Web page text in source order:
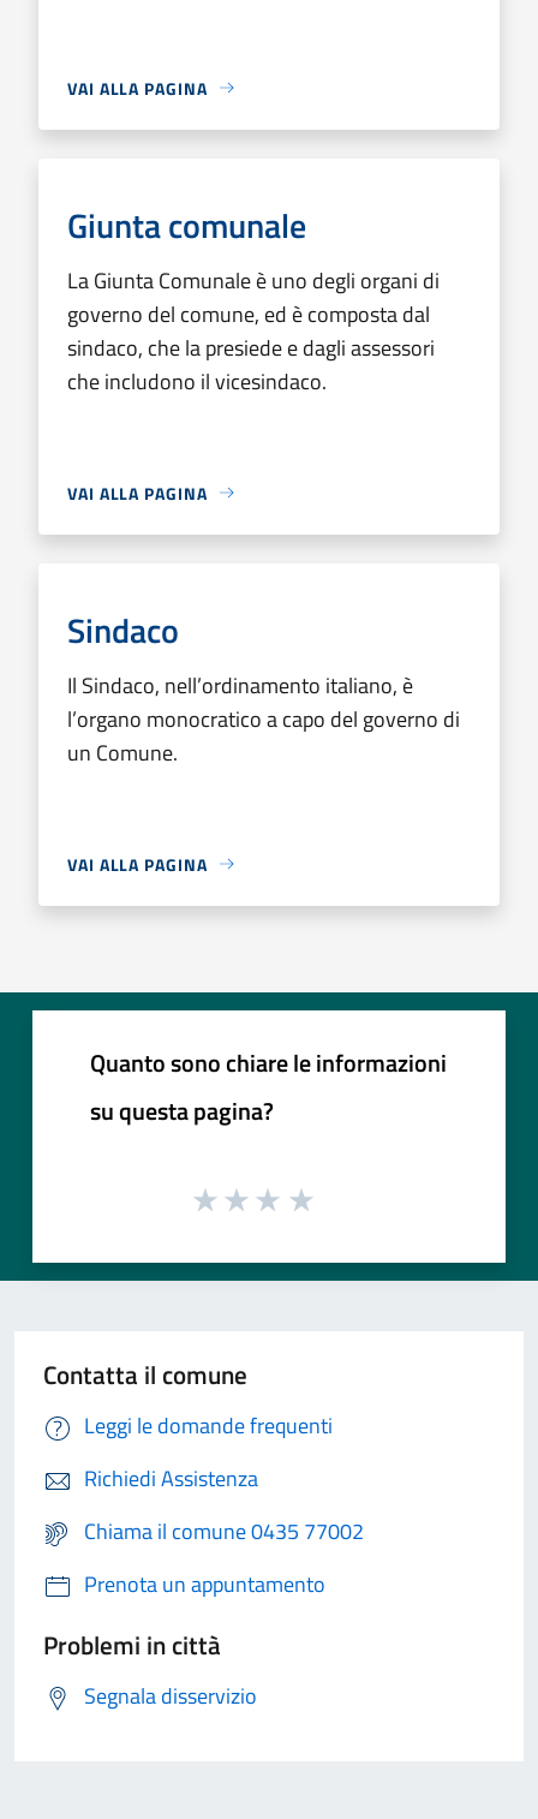
VAI ALLA PAGINA
Giunta comunale
La Giunta Comunale è uno degli organi di
governo del comune, ed è composta dal
sindaco, che la presiede e dagli assessori
che includono il vicesindaco.
VAI ALLA PAGINA
Sindaco
Il Sindaco, nell’ordinamento italiano, è
l’organo monocratico a capo del governo di
un Comune.
VAI ALLA PAGINA
Quanto sono chiare le informazioni
su questa pagina?
Contatta il comune
Leggi le domande frequenti
Richiedi Assistenza
Chiama il comune 0435 77002
Prenota un appuntamento
Problemi in città
Segnala disservizio